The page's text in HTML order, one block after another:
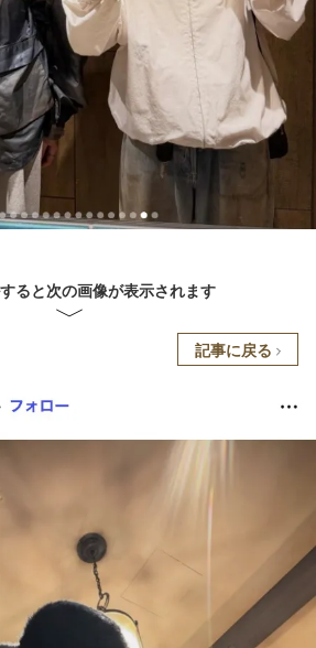
ると次の画像が表示されます
記事に戻る